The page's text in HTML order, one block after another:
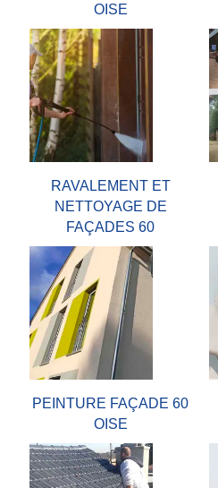
OISE
RAVALEMENT ET
NETTOYAGE DE
FAÇADES 60
PEINTURE FAÇADE 60
OISE